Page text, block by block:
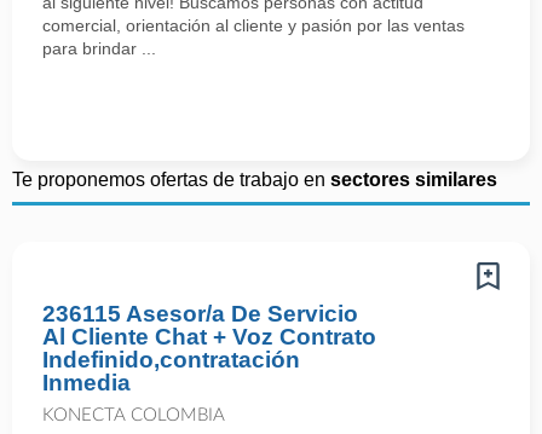
comercial, orientación al cliente y pasión por las ventas
para brindar ...
Te proponemos ofertas de trabajo en sectores similares
236115 Asesor/a De Servicio
Al Cliente Chat + Voz Contrato
Indefinido,contratación
Inmedia
KONECTA COLOMBIA